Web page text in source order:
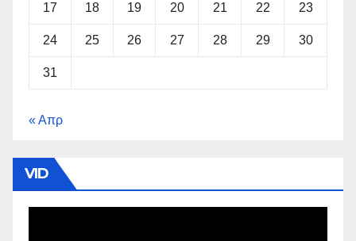
17 18 19 20 21 22 23
24 25 26 27 28 29 30
31
« Απρ
VID